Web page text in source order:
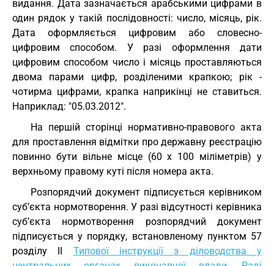
видання. Дата зазначається арабськими цифрами в
один рядок у такій послідовності: число, місяць, рік.
Дата оформляється цифровим або словесно-
цифровим способом. У разі оформлення дати
цифровим способом число і місяць проставляються
двома парами цифр, розділеними крапкою; рік -
чотирма цифрами, крапка наприкінці не ставиться.
Наприклад: "05.03.2012".
На першій сторінці нормативно-правового акта
для проставлення відмітки про державну реєстрацію
повинно бути вільне місце (60 х 100 міліметрів) у
верхньому правому куті після номера акта.
Розпорядчий документ підписується керівником
суб’єкта нормотворення. У разі відсутності керівника
суб’єкта нормотворення розпорядчий документ
підписується у порядку, встановленому пунктом 57
розділу ІІ Типової інструкції з діловодства у